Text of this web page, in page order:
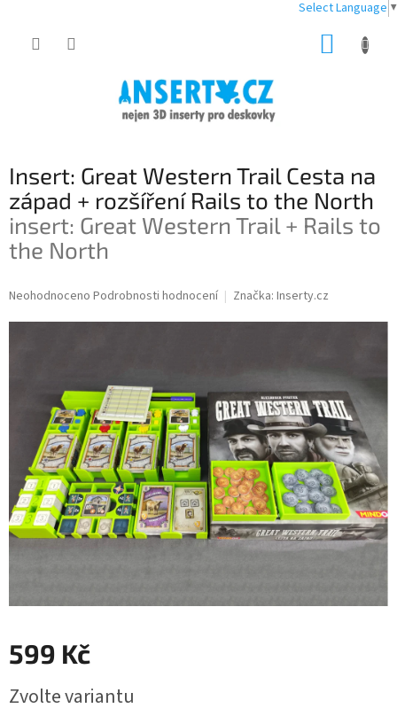
Select Language ▼
Insert: Great Western Trail Cesta na
západ + rozšíření Rails to the North
insert: Great Western Trail + Rails to
the North
Průměrné
hvězdiček.
Neohodnoceno Podrobnosti hodnocení Značka: Inserty.cz
599 Kč
cena:
Zvolte variantu